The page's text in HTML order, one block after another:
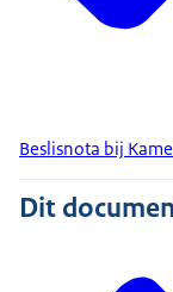
Beslisnota bij
Dit